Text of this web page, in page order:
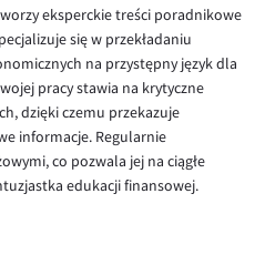
eksperckie treści poradnikowe
się w przekładaniu
na przystępny język dla
pracy stawia na krytyczne
dzięki czemu przekazuje
informacje. Regularnie
co pozwala jej na ciągłe
edukacji finansowej.